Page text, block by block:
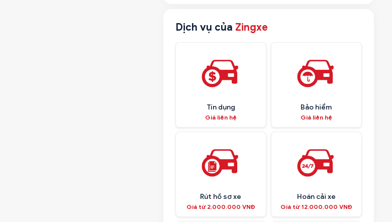
Dịch vụ của Zingxe
Tín dụng
Giá liên hệ
Bảo hiểm
Giá liên hệ
Rút hồ sơ xe
Giá từ 2.000.000 VNĐ
Hoán cải xe
Giá từ 12.000.000 VNĐ